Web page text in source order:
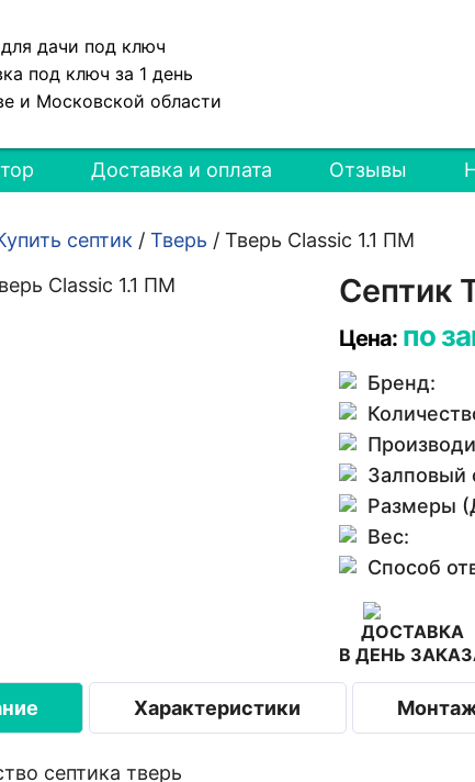
дачи под ключ
под ключ за 1 день
и Московской области
Доставка и оплата Отзывы
септик / Тверь / Тверь Classic 1.1 ПМ
Септик
Цена: по
Бренд:
Залповый
Размеры
Вес:
Способ
ДОСТАВКА
В ДЕНЬ
Характеристики